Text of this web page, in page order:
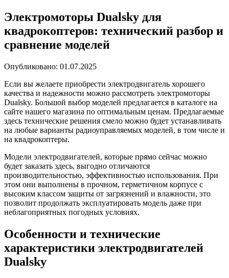
Электромоторы Dualsky для
квадрокоптеров: технический разбор и
сравнение моделей
Опубликовано: 01.07.2025
Если вы желаете приобрести электродвигатель хорошего
качества и надежности можно рассмотреть электромоторы
Dualsky. Большой выбор моделей предлагается в каталоге на
сайте нашего магазина по оптимальным ценам. Предлагаемые
здесь технические решения смело можно будет устанавливать
на любые варианты радиоуправляемых моделей, в том числе и
на квадрокоптеры.
Модели электродвигателей, которые прямо сейчас можно
будет заказать здесь, выгодно отличаются
производительностью, эффективностью использования. При
этом они выполнены в прочном, герметичном корпусе с
высоким классом защиты от загрязнений и влажности, это
позволит продолжать эксплуатировать модель даже при
неблагоприятных погодных условиях.
Особенности и технические
характеристики электродвигателей
Dualsky